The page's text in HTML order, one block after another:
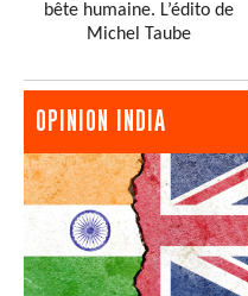
bête humaine. L’édito de
Michel Taube
OPINION INDIA